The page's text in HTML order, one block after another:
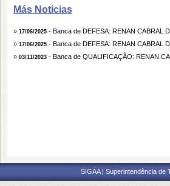
Más Noticias
» 17/06/2025 - Banca de DEFESA: RENAN CABRAL
» 17/06/2025 - Banca de DEFESA: RENAN CABRAL
» 03/11/2023 - Banca de QUALIFICAÇÃO: RENAN
SIGAA | Superintendência